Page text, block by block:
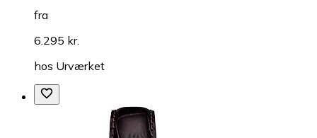
fra
6.295 kr.
hos Urværket